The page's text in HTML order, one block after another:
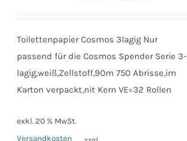
Toilettenpapier Cosmos 3lagig Nur
passend für die Cosmos Spender Serie 3-
lagig,weiß,Zellstoff,90m 750 Abrisse,im
Karton verpackt,nit Kern VE=32 Rollen
exkl. 20 % MwSt.
Versandkosten